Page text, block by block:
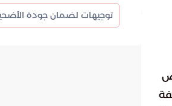
توجيهات لضمان جودة